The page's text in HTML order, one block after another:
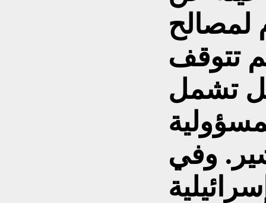
لمصالح
تتوقف
تشمل
وفي